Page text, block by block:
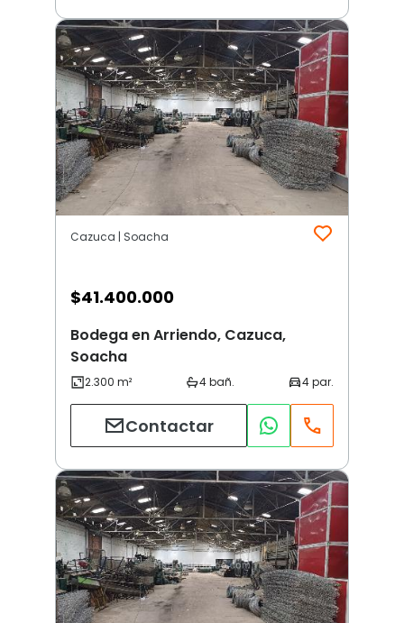
Cazuca | Soacha
$41.400.000
Bodega en Arriendo, Cazuca,
Soacha
Contactar